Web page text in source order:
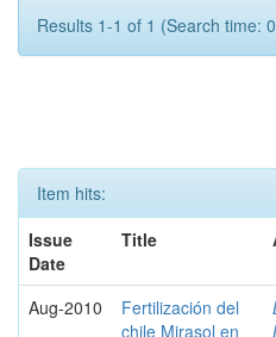
Results 1-1 of 1 (Search time:
Item hits:
Issue
Date
Title
Aug-2010
Fertilización del
chile Mirasol en